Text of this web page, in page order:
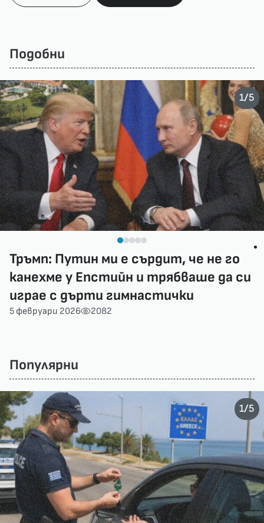
Подобни
Тръмп: Путин ми е сърдит, че не го
канехме у Епстийн и трябваше да си
играе с дърти гимнастички
5 февруари 2026 2082
1/5
Популярни
1/5